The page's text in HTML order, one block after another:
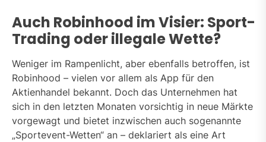
Auch Robinhood im Visier: Sport-
Trading oder illegale Wette?
Weniger im Rampenlicht, aber ebenfalls betroffen, ist
Robinhood – vielen vor allem als App für den
Aktienhandel bekannt. Doch das Unternehmen hat
sich in den letzten Monaten vorsichtig in neue Märkte
vorgewagt und bietet inzwischen auch sogenannte
„Sportevent-Wetten“ an – deklariert als eine Art